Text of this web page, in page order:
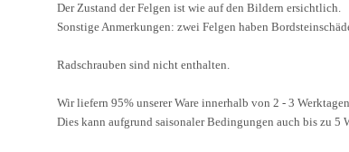
Der Zustand der Felgen ist wie auf den Bildern ersichtlich.
Sonstige Anmerkungen: zwei Felgen haben
Radschrauben sind nicht enthalten.
Wir liefern 95% unserer Ware innerhalb von 2 - 3
Dies kann aufgrund saisonaler Bedingungen auch bis zu 5